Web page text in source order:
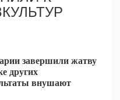
завершили жатву
других
внушают